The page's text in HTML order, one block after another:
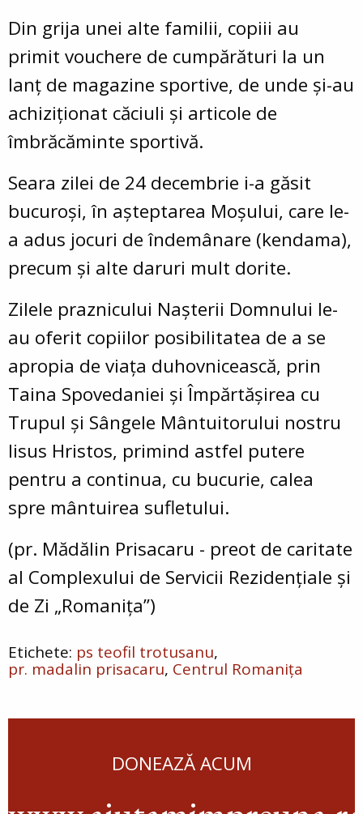
Din grija unei alte familii, copiii au
primit vouchere de cumpărături la un
lanț de magazine sportive, de unde și-au
achiziționat căciuli și articole de
îmbrăcăminte sportivă.
Seara zilei de 24 decembrie i-a găsit
bucuroși, în așteptarea Moșului, care le-
a adus jocuri de îndemânare (kendama),
precum și alte daruri mult dorite.
Zilele praznicului Nașterii Domnului le-
au oferit copiilor posibilitatea de a se
apropia de viața duhovnicească, prin
Taina Spovedaniei și Împărtășirea cu
Trupul și Sângele Mântuitorului nostru
Iisus Hristos, primind astfel putere
pentru a continua, cu bucurie, calea
spre mântuirea sufletului.
(pr. Mădălin Prisacaru - preot de caritate
al Complexului de Servicii Rezidențiale și
de Zi „Romanița”)
ps teofil trotusanu
pr. madalin prisacaru Centrul Romanița
DONEAZĂ ACUM